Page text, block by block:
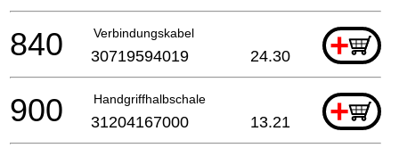
Verbindungskabel +
840 30719594019 24.30
Handgriffhalbschale +
900 31204167000 13.21